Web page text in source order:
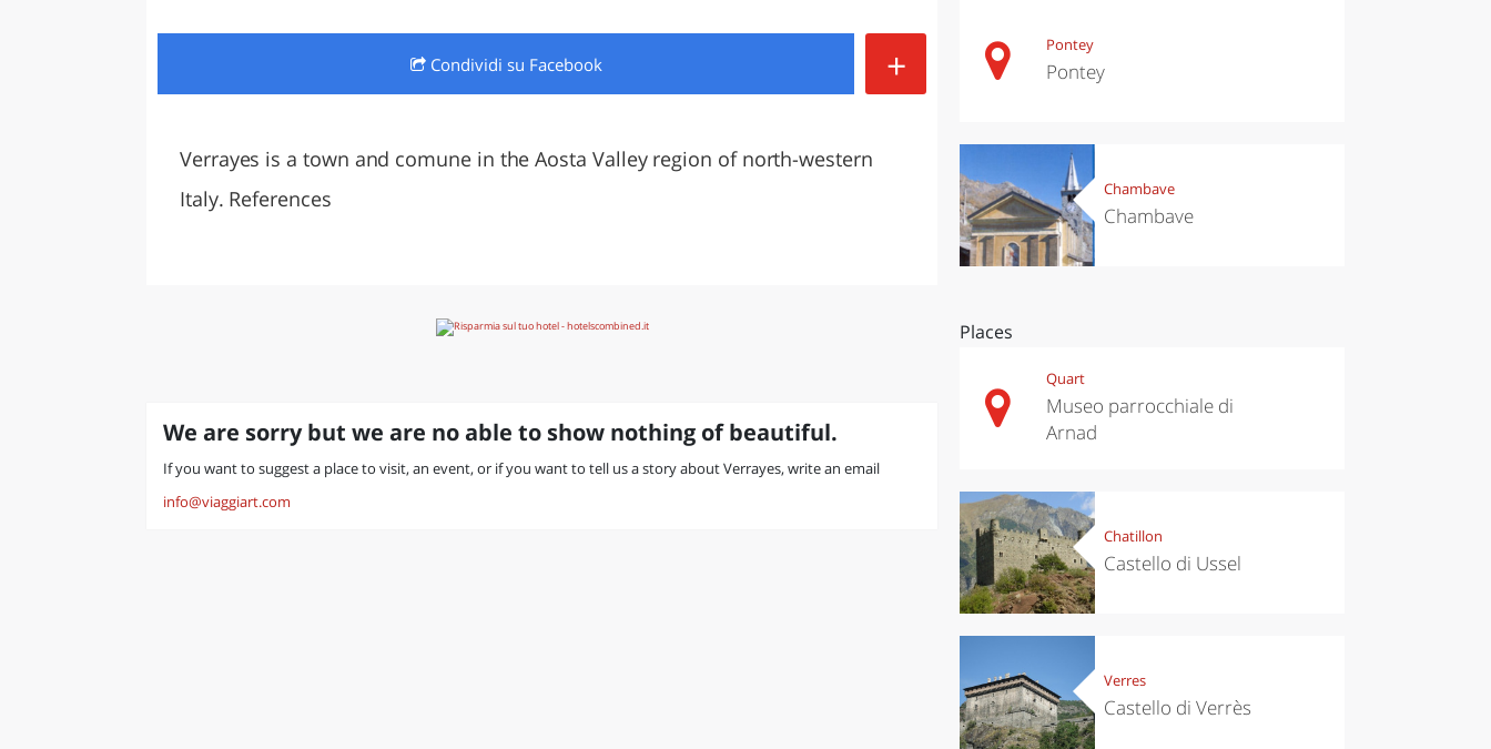
LAZIO SARDEGNA
Condividi su Facebook +
Verrayes is a town and comune in the Aosta Valley region of north-western
Italy. References
We are sorry but we are no able to show nothing of beautiful.
If you want to suggest a place to visit, an event, or if you want to tell us a story about Verrayes, write an email
info@viaggiart.com
Pontey
Pontey
Chambave
Chambave
Places
Quart
Museo parrocchiale di
Arnad
Chatillon
Castello di Ussel
Verres
Castello di Verrès